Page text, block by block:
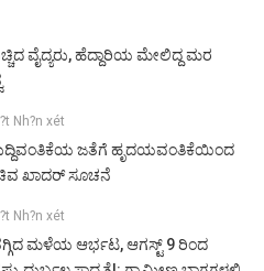
ವೈದ್ಯರು, ಹೆದ್ದಾರಿಯ ಮೇಲಿದ್ದ ಮರ
Nh?n xét
ಜತೆಗೆ ಹೃದಯವಂತಿಕೆಯಿಂದ
ಖಾದರ್ ಸೂಚನೆ
Nh?n xét
ಮಳೆಯ ಆರ್ಭಟ, ಆಗಸ್ಟ್ 9 ರಿಂದ